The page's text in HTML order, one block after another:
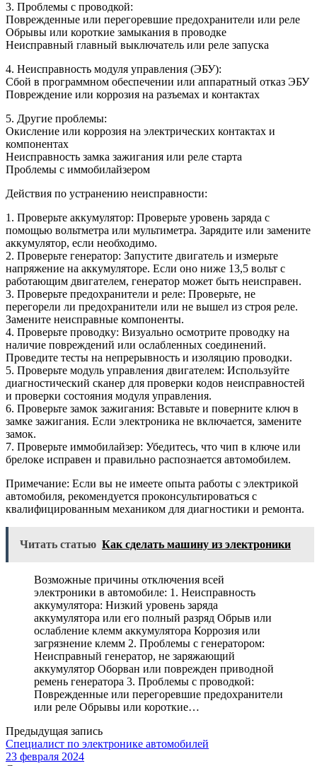
3. Проблемы с проводкой:
Поврежденные или перегоревшие предохранители или реле
Обрывы или короткие замыкания в проводке
Неисправный главный выключатель или реле запуска
4. Неисправность модуля управления (ЭБУ):
Сбой в программном обеспечении или аппаратный отказ ЭБУ
Повреждение или коррозия на разъемах и контактах
5. Другие проблемы:
Окисление или коррозия на электрических контактах и
компонентах
Неисправность замка зажигания или реле старта
Проблемы с иммобилайзером
Действия по устранению неисправности:
1. Проверьте аккумулятор: Проверьте уровень заряда с
помощью вольтметра или мультиметра. Зарядите или замените
аккумулятор, если необходимо.
2. Проверьте генератор: Запустите двигатель и измерьте
напряжение на аккумуляторе. Если оно ниже 13,5 вольт с
работающим двигателем, генератор может быть неисправен.
3. Проверьте предохранители и реле: Проверьте, не
перегорели ли предохранители или не вышел из строя реле.
Замените неисправные компоненты.
4. Проверьте проводку: Визуально осмотрите проводку на
наличие повреждений или ослабленных соединений.
Проведите тесты на непрерывность и изоляцию проводки.
5. Проверьте модуль управления двигателем: Используйте
диагностический сканер для проверки кодов неисправностей
и проверки состояния модуля управления.
6. Проверьте замок зажигания: Вставьте и поверните ключ в
замке зажигания. Если электроника не включается, замените
замок.
7. Проверьте иммобилайзер: Убедитесь, что чип в ключе или
брелоке исправен и правильно распознается автомобилем.
Примечание: Если вы не имеете опыта работы с электрикой
автомобиля, рекомендуется проконсультироваться с
квалифицированным механиком для диагностики и ремонта.
Читать статью Как сделать машину из электроники
Возможные причины отключения всей
электроники в автомобиле: 1. Неисправность
аккумулятора: Низкий уровень заряда
аккумулятора или его полный разряд Обрыв или
ослабление клемм аккумулятора Коррозия или
загрязнение клемм 2. Проблемы с генератором:
Неисправный генератор, не заряжающий
аккумулятор Оборван или поврежден приводной
ремень генератора 3. Проблемы с проводкой:
Поврежденные или перегоревшие предохранители
или реле Обрывы или короткие…
Предыдущая запись
Специалист по электронике автомобилей
23 февраля 2024